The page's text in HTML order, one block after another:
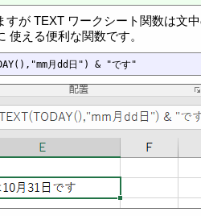
すが TEXT ワークシート関数は文
使える便利な関数です。